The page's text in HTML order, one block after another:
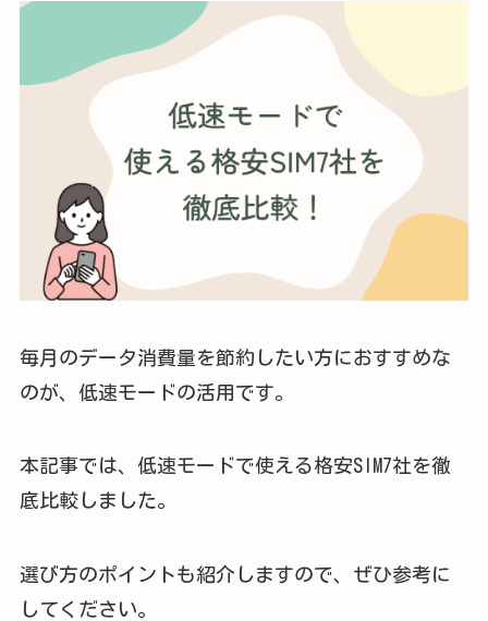
毎月のデータ消費量を節約したい方におすすめな
のが、低速モードの活用です。
本記事では、低速モードで使える格安SIM7社を徹
底比較しました。
選び方のポイントも紹介しますので、ぜひ参考に
してください。